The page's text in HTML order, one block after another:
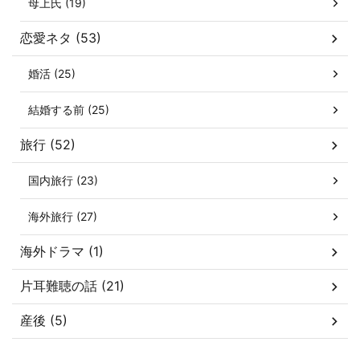
母上氏 (19)
恋愛ネタ (53)
婚活 (25)
結婚する前 (25)
旅行 (52)
国内旅行 (23)
海外旅行 (27)
海外ドラマ (1)
片耳難聴の話 (21)
産後 (5)